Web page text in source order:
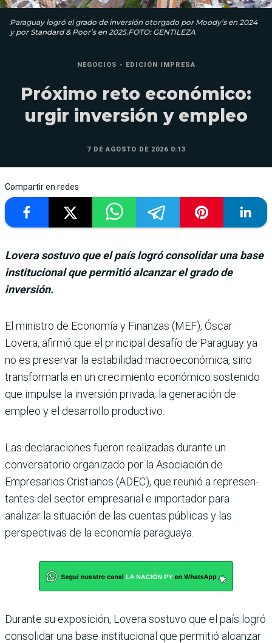
Paraguay logró el grado de inversión otorgado por Moody’s en 2024
y por Standard & Poor’s en 2025.FOTO: GENTILEZA
NEGOCIOS - EDICIÓN IMPRESA
Próximo reto económico:
urgir inversión y empleo
7 DE AGOSTO DE 2026 0:13
Compartir en redes
Lovera sostuvo que el país logró consolidar una base
institucional que permitió alcanzar el grado de
inversión.
El ministro de Eco­nomía y Finanzas (MEF), Óscar
Lovera, afirmó que el principal desafío de Paraguay ya
no es preser­var la estabilidad macroeco­nómica, sino
transformarla en un crecimiento econó­mico sostenido
que impulse la inversión privada, la gene­ración de
empleo y el desarro­llo productivo.
Las declaraciones fueron rea­lizadas durante un
conversa­torio organizado por la Asocia­ción de
Empresarios Cristianos (ADEC), que reunió a represen­
tantes del sector empresarial e importador para
analizar la situación de las cuentas públi­cas y las
perspectivas de la eco­nomía paraguaya.
Durante su exposición, Lovera sostuvo que el país logró
consolidar una base institucional que permitió alcanzar